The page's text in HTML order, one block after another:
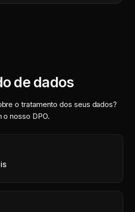
de dados
o tratamento dos seus dados?
o nosso DPO.